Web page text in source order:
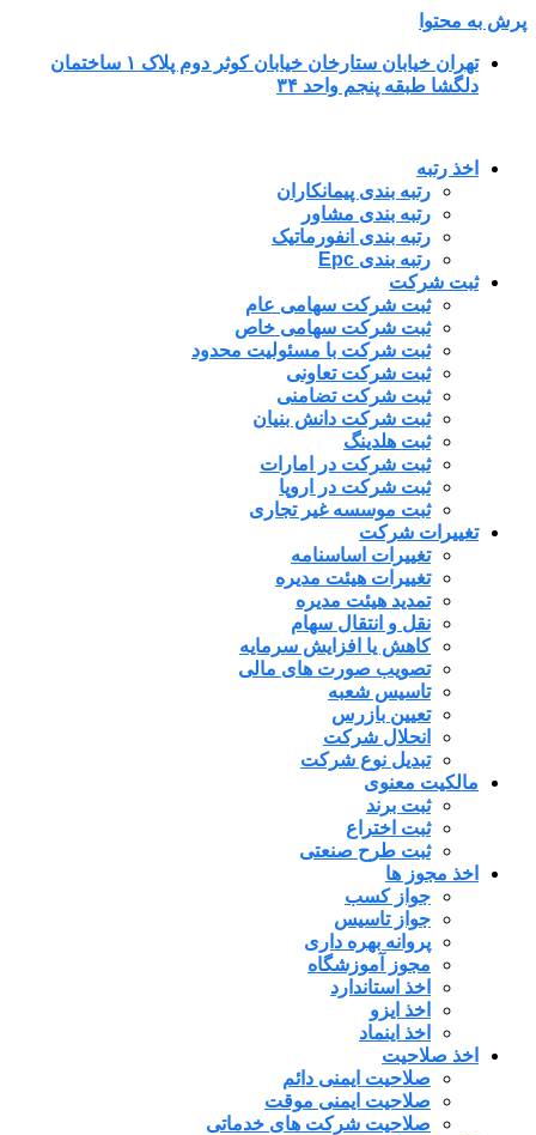
پرش به محتوا
تهران خیابان ستارخان خیابان کوثر دوم پلاک ۱ ساختمان
دلگشا طبقه پنجم واحد ۳۴
اخذ رتبه
رتبه بندی پیمانکاران
رتبه بندی مشاور
رتبه بندی انفورماتیک
رتبه بندی Epc
ثبت شرکت
ثبت شرکت سهامی عام
ثبت شرکت سهامی خاص
ثبت شرکت با مسئولیت محدود
ثبت شرکت تعاونی
ثبت شرکت تضامنی
ثبت شرکت دانش بنیان
ثبت هلدینگ
ثبت شرکت در امارات
ثبت شرکت در اروپا
ثبت موسسه غیر تجاری
تغییرات شرکت
تغییرات اساسنامه
تغییرات هیئت مدیره
تمدید هیئت مدیره
نقل و انتقال سهام
کاهش یا افزایش سرمایه
تصویب صورت های مالی
تاسیس شعبه
تعیین بازرس
انحلال شرکت
تبدیل نوع شرکت
مالکیت معنوی
ثبت برند
ثبت اختراع
ثبت طرح صنعتی
اخذ مجوز ها
جواز کسب
جواز تاسیس
پروانه بهره داری
مجوز آموزشگاه
اخذ استاندارد
اخذ ایزو
اخذ اینماد
اخذ صلاحیت
صلاحیت ایمنی دائم
صلاحیت ایمنی موقت
صلاحیت شرکت های خدماتی